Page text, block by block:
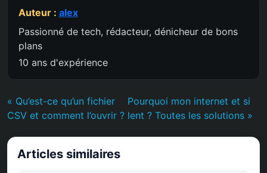
Auteur : alex
Passionné de tech, rédacteur, dénicheur de bons
plans
10 ans d'expérience
« Qu’est-ce qu’un fichier
CSV et comment l’ouvrir ?
Pourquoi mon internet et si
lent ? Toutes les solutions »
Articles similaires